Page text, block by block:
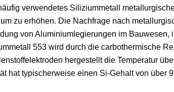
verwendetes Siliziummetall
zu erhöhen. Die Nachfrage nach
von Aluminiumlegierungen im
553 wird durch die carbothermische
hergestellt die Temperatur
hat typischerweise einen Si-Gehalt von über